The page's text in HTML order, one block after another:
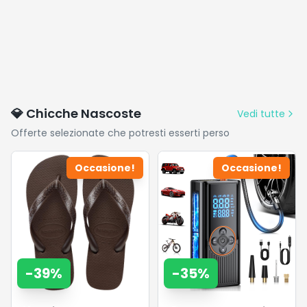
💎 Chicche Nascoste
Vedi tutte
Offerte selezionate che potresti esserti perso
Occasione!
-39%
Occasione!
-35%